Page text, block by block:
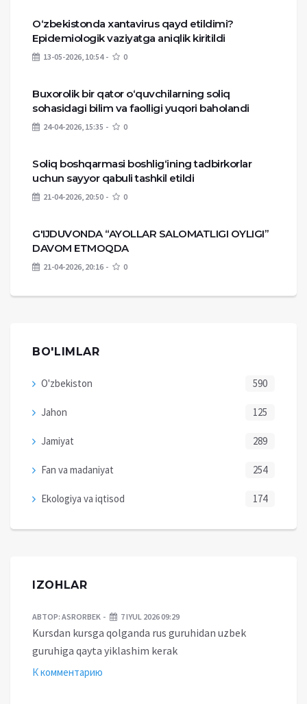
O‘zbekistonda xantavirus qayd etildimi?
Epidemiologik vaziyatga aniqlik kiritildi
13-05-2026, 10:54 0
Buxorolik bir qator o‘quvchilarning soliq
sohasidagi bilim va faolligi yuqori baholandi
24-04-2026, 15:35 0
Soliq boshqarmasi boshlig‘ining tadbirkorlar
uchun sayyor qabuli tashkil etildi
21-04-2026, 20:50 0
G'IJDUVONDA “AYOLLAR SALOMATLIGI OYLIGI”
DAVOM ETMOQDA
21-04-2026, 20:16 0
BO'LIMLAR
O'zbekiston 590
Jahon 125
Jamiyat 289
Fan va madaniyat 254
Ekologiya va iqtisod 174
IZOHLAR
АВТОР: ASRORBEK 7 IYUL 2026 09:29
Kursdan kursga qolganda rus guruhidan uzbek
guruhiga qayta yiklashim kerak
К комментарию